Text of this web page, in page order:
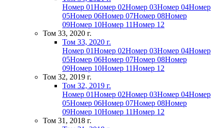
Номер 01Номер 02Номер 03Номер 04Номер
05Номер 06Номер 07Номер 08Номер
09Номер 10Номер 11Номер 12
Том 33, 2020 г.
Том 33, 2020 г.
Номер 01Номер 02Номер 03Номер 04Номер
05Номер 06Номер 07Номер 08Номер
09Номер 10Номер 11Номер 12
Том 32, 2019 г.
Том 32, 2019 г.
Номер 01Номер 02Номер 03Номер 04Номер
05Номер 06Номер 07Номер 08Номер
09Номер 10Номер 11Номер 12
Том 31, 2018 г.